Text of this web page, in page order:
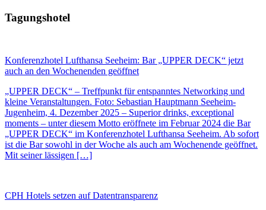
Tagungshotel
Konferenzhotel Lufthansa Seeheim: Bar „UPPER DECK“ jetzt
auch an den Wochenenden geöffnet
„UPPER DECK“ – Treffpunkt für entspanntes Networking und
kleine Veranstaltungen. Foto: Sebastian Hauptmann Seeheim-
Jugenheim, 4. Dezember 2025 – Superior drinks, exceptional
moments – unter diesem Motto eröffnete im Februar 2024 die Bar
„UPPER DECK“ im Konferenzhotel Lufthansa Seeheim. Ab sofort
ist die Bar sowohl in der Woche als auch am Wochenende geöffnet.
Mit seiner lässigen […]
CPH Hotels setzen auf Datentransparenz